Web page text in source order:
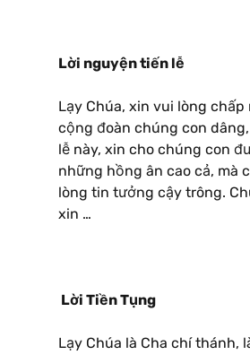
Lời nguyện tiến lễ
Lạy Chúa, xin vui lòng chấp
cộng đoàn chúng con
lễ này, xin cho chúng con
những hồng ân cao cả, mà
lòng tin tưởng cậy trông.
xin …
Lời Tiền Tụng
Lạy Chúa là Cha chí thánh,